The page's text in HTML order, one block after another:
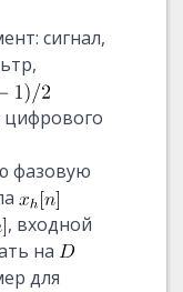
сигнал,
фазовую
, входной
на
для